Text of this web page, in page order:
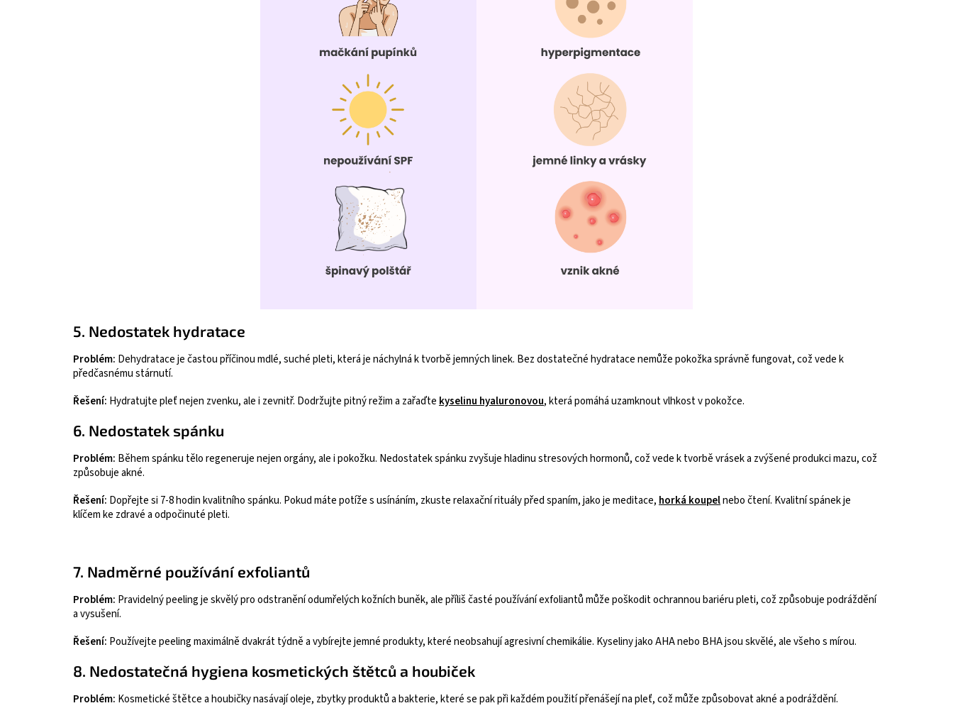
5. Nedostatek hydratace
Problém: Dehydratace je častou příčinou mdlé, suché pleti, která je náchylná k tvorbě jemných linek. Bez dostatečné hydratace nemůže pokožka správně fungovat, což vede k
předčasnému stárnutí.
Řešení: Hydratujte pleť nejen zvenku, ale i zevnitř. Dodržujte pitný režim a zařaďte kyselinu hyaluronovou, která pomáhá uzamknout vlhkost v pokožce.
6. Nedostatek spánku
Problém: Během spánku tělo regeneruje nejen orgány, ale i pokožku. Nedostatek spánku zvyšuje hladinu stresových hormonů, což vede k tvorbě vrásek a zvýšené produkci mazu, což
způsobuje akné.
Řešení: Dopřejte si 7-8 hodin kvalitního spánku. Pokud máte potíže s usínáním, zkuste relaxační rituály před spaním, jako je meditace, horká koupelnebo čtení. Kvalitní spánek je
klíčem ke zdravé a odpočinuté pleti.
7. Nadměrné používání exfoliantů
Problém: Pravidelný peeling je skvělý pro odstranění odumřelých kožních buněk, ale příliš časté používání exfoliantů může poškodit ochrannou bariéru pleti, což způsobuje podráždění
a vysušení.
Řešení: Používejte peeling maximálně dvakrát týdně a vybírejte jemné produkty, které neobsahují agresivní chemikálie. Kyseliny jako AHA nebo BHA jsou skvělé, ale všeho s mírou.
8. Nedostatečná hygiena kosmetických štětců a houbiček
Problém: Kosmetické štětce a houbičky nasávají oleje, zbytky produktů a bakterie, které se pak při každém použití přenášejí na pleť, což může způsobovat akné a podráždění.